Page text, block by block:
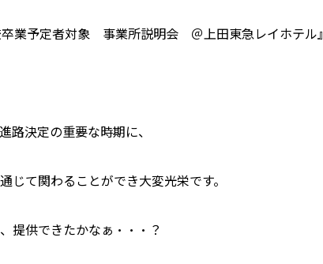
卒業予定者対象 事業所説明会 ＠上田東急レイホテル』
路決定の重要な時期に、
じて関わることができ大変光栄です。
提供できたかなぁ・・・？